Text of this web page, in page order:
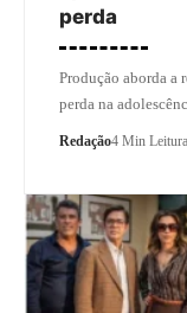
perda
Produção aborda a
perda na
Redação4 Min Leitura